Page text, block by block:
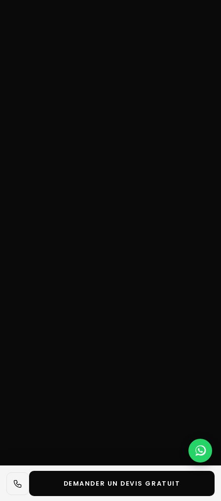
DEMANDER UN DEVIS GRATUIT